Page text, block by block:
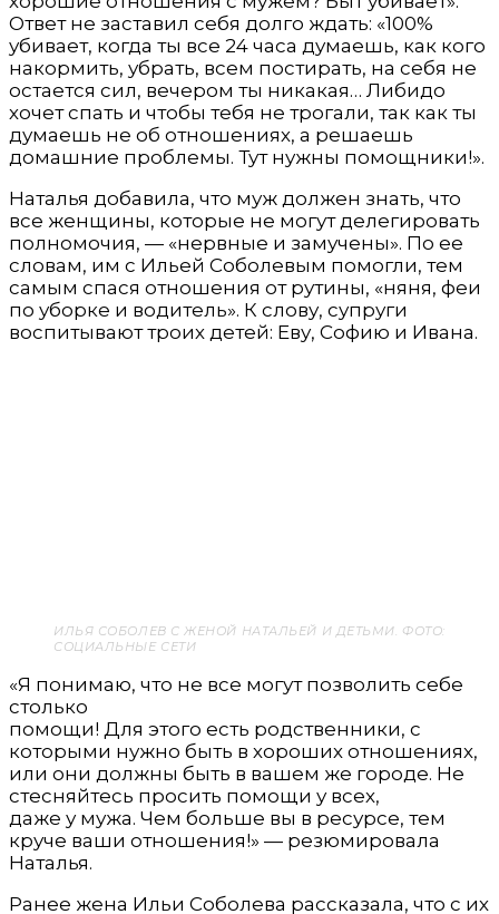
Ответ не заставил себя долго ждать: «100%
убивает, когда ты все 24 часа думаешь, как кого
накормить, убрать, всем постирать, на себя не
остается сил, вечером ты никакая… Либидо
хочет спать и чтобы тебя не трогали, так как ты
думаешь не об отношениях, а решаешь
домашние проблемы. Тут нужны помощники!».
Наталья добавила, что муж должен знать, что
все женщины, которые не могут делегировать
полномочия, — «нервные и замучены». По ее
словам, им с Ильей Соболевым помогли, тем
самым спася отношения от рутины, «няня, феи
по уборке и водитель». К слову, супруги
воспитывают троих детей: Еву, Софию и Ивана.
ИЛЬЯ СОБОЛЕВ С ЖЕНОЙ НАТАЛЬЕЙ И ДЕТЬМИ. ФОТО:
СОЦИАЛЬНЫЕ СЕТИ
«Я понимаю, что не все могут позволить себе
столько
помощи! Для этого есть родственники, с
которыми нужно быть в хороших отношениях,
или они должны быть в вашем же городе. Не
стесняйтесь просить помощи у всех,
даже у мужа. Чем больше вы в ресурсе, тем
круче ваши отношения!» — резюмировала
Наталья.
Ранее жена Ильи Соболева рассказала, что с их